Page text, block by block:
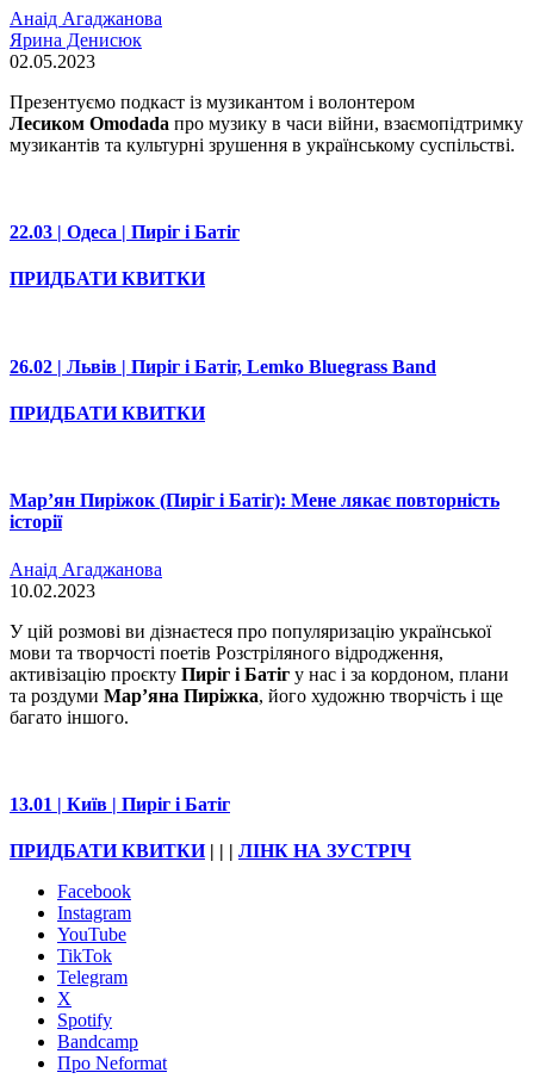
Анаід Агаджанова
Ярина Денисюк
02.05.2023
Презентуємо подкаст із музикантом і волонтером
Лесиком Omodada про музику в часи війни, взаємопідтримку
музикантів та культурні зрушення в українському суспільстві.
22.03 | Одеса | Пиріг і Батіг
ПРИДБАТИ КВИТКИ
26.02 | Львів | Пиріг і Батіг, Lemko Bluegrass Band
ПРИДБАТИ КВИТКИ
Марʼян Пиріжок (Пиріг і Батіг): Мене лякає повторність
історії
Анаід Агаджанова
10.02.2023
У цій розмові ви дізнаєтеся про популяризацію української
мови та творчості поетів Розстріляного відродження,
активізацію проєкту Пиріг і Батіг у нас і за кордоном, плани
та роздуми Марʼяна Пиріжка, його художню творчість і ще
багато іншого.
13.01 | Київ | Пиріг і Батіг
ПРИДБАТИ КВИТКИ| | | ЛІНК НА ЗУСТРІЧ
Facebook
Instagram
YouTube
TikTok
Telegram
X
Spotify
Bandcamp
Про Neformat